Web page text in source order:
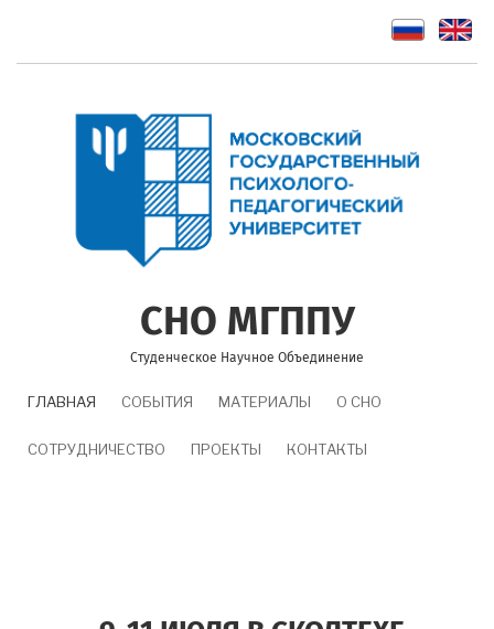
основному
СНО МГППУ
Студенческое Научное Объединение
ГЛАВНАЯ СОБЫТИЯ МАТЕРИАЛЫ О СНО
СОТРУДНИЧЕСТВО ПРОЕКТЫ КОНТАКТЫ